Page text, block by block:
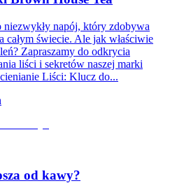
niezwykły napój, który zdobywa
całym świecie. Ale jak właściwie
Zapraszamy do odkrycia
liści i sekretów naszej marki
Liści: Klucz do...
od kawy?